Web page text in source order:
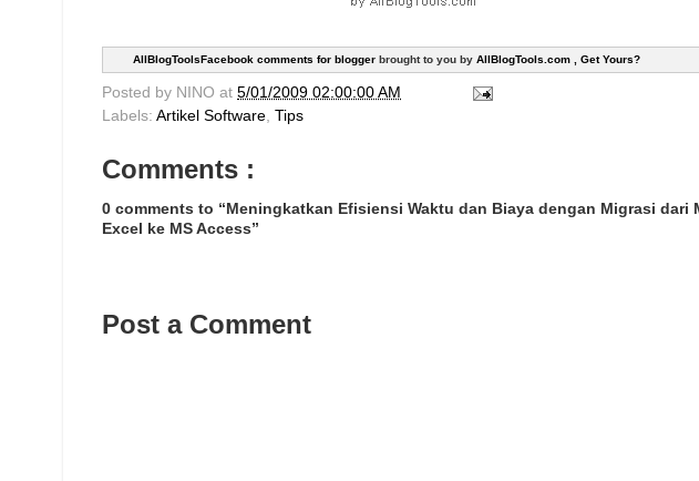
AllBlogToolsFacebook comments for blogger brought to you by AllBlogTools.com , Get Yours?
Posted by NINO at 5/01/2009 02:00:00 AM
Labels: Artikel Software Tips
Comments :
0 comments to “Meningkatkan Efisiensi Waktu dan Biaya dengan Migrasi dari
Excel ke MS Access”
Post a Comment